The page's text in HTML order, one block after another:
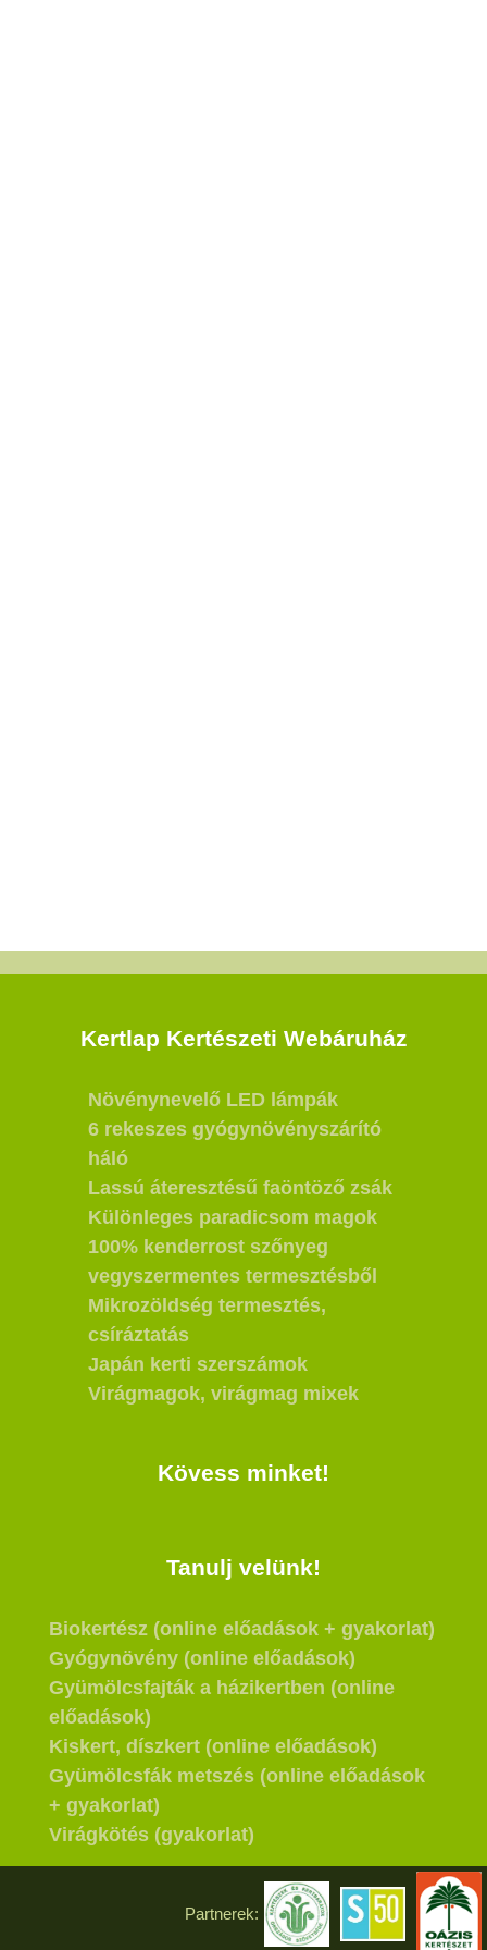
Kertlap Kertészeti Webáruház
Növénynevelő LED lámpák
6 rekeszes gyógynövényszárító
háló
Lassú áteresztésű faöntöző zsák
Különleges paradicsom magok
100% kenderrost szőnyeg
vegyszermentes termesztésből
Mikrozöldség termesztés,
csíráztatás
Japán kerti szerszámok
Virágmagok, virágmag mixek
Kövess minket!
Tanulj velünk!
Biokertész (online előadások + gyakorlat)
Gyógynövény (online előadások)
Gyümölcsfajták a házikertben (online
előadások)
Kiskert, díszkert (online előadások)
Gyümölcsfák metszés (online előadások
+ gyakorlat)
Virágkötés (gyakorlat)
Partnerek: